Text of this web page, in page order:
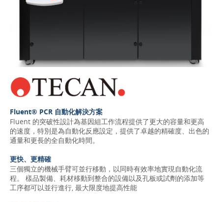
Fluent® PCR 自動化解決方案
Fluent 的突破性設計為基因組工作流程提供了更大的容量和更高
的速度，特別是為自動化反應設定，提供了卓越的精確度、出色的
通量和更長的全自動化時間。
更快、更精確
三個獨立的機械手臂可並行移動，以同時有效率地實現自動化流
程。 樣品製備、耗材移動到整合的設備以及孔板或試劑的添加等
工序都可以並行進行, 最大限度地提高性能